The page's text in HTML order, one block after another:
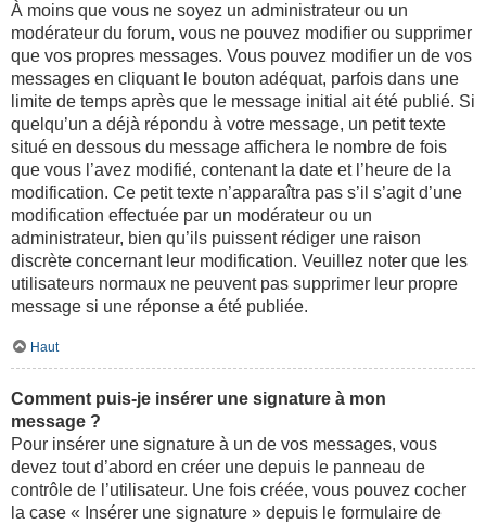
À moins que vous ne soyez un administrateur ou un
modérateur du forum, vous ne pouvez modifier ou supprimer
que vos propres messages. Vous pouvez modifier un de vos
messages en cliquant le bouton adéquat, parfois dans une
limite de temps après que le message initial ait été publié. Si
quelqu’un a déjà répondu à votre message, un petit texte
situé en dessous du message affichera le nombre de fois
que vous l’avez modifié, contenant la date et l’heure de la
modification. Ce petit texte n’apparaîtra pas s’il s’agit d’une
modification effectuée par un modérateur ou un
administrateur, bien qu’ils puissent rédiger une raison
discrète concernant leur modification. Veuillez noter que les
utilisateurs normaux ne peuvent pas supprimer leur propre
message si une réponse a été publiée.
Haut
Comment puis-je insérer une signature à mon
message ?
Pour insérer une signature à un de vos messages, vous
devez tout d’abord en créer une depuis le panneau de
contrôle de l’utilisateur. Une fois créée, vous pouvez cocher
la case « Insérer une signature » depuis le formulaire de